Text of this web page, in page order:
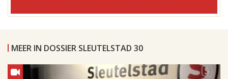
MEER IN DOSSIER SLEUTELSTAD 30